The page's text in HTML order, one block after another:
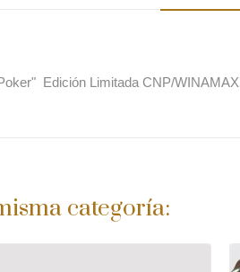
Edición LimitadaCNP/WINAMAX
categoría: